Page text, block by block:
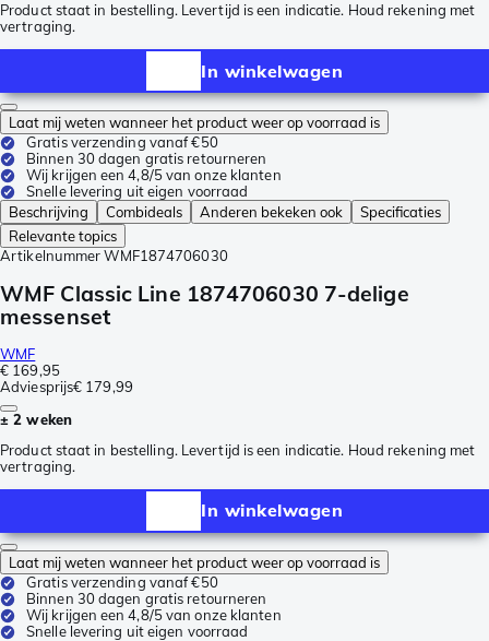
Product staat in bestelling. Levertijd is een indicatie. Houd rekening met
vertraging.
In winkelwagen
Laat mij weten wanneer het product weer op voorraad is
Gratis verzending vanaf €50
Binnen 30 dagen gratis retourneren
Wij krijgen een 4,8/5 van onze klanten
Snelle levering uit eigen voorraad
Beschrijving
Combideals Anderen bekeken ook
Specificaties
Relevante topics
Artikelnummer WMF1874706030
WMF Classic Line 1874706030 7-delige
messenset
WMF
€ 169,95
Adviesprijs€ 179,99
± 2 weken
Product staat in bestelling. Levertijd is een indicatie. Houd rekening met
vertraging.
In winkelwagen
Laat mij weten wanneer het product weer op voorraad is
Gratis verzending vanaf €50
Binnen 30 dagen gratis retourneren
Wij krijgen een 4,8/5 van onze klanten
Snelle levering uit eigen voorraad